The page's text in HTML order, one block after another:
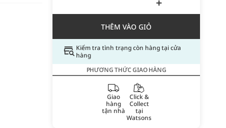
THÊM VÀO GIỎ
Kiểm tra tình trạng còn hàng tại cửa
hàng
PHƯƠNG THỨC GIAO HÀNG
Giao
hàng
tận nhà
Click &
Collect
tại
Watsons